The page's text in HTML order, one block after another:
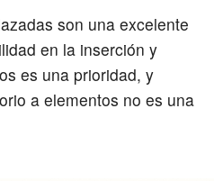
son una excelente
en la inserción y
es una prioridad, y
a elementos no es una